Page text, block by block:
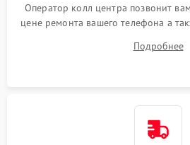
Оператор колл центра позвонит
цене ремонта вашего телефона а
Подробнее